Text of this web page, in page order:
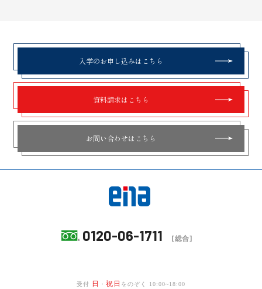
入学のお申し込みはこちら
資料請求はこちら
お問い合わせはこちら
0120-06-1711 [総合]
受付 日 ・ 祝日 をのぞく 10:00~18:00